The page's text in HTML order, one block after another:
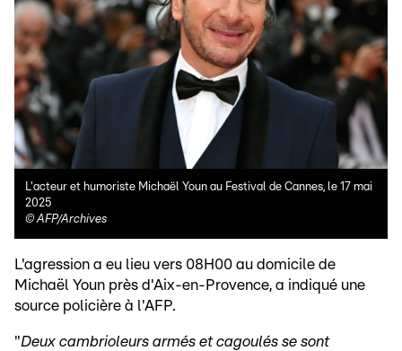
L'acteur et humoriste Michaël Youn au Festival de Cannes, le 17 mai
2025
©AFP/Archives
L'agression a eu lieu vers 08H00 au domicile de
Michaël Youn près d'Aix-en-Provence, a indiqué une
source policière à l'AFP.
"Deux cambrioleurs armés et cagoulés se sont